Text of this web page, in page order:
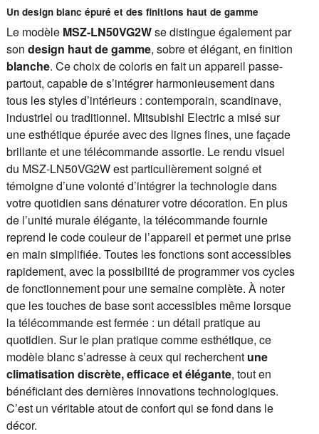
Un design blanc épuré et des finitions haut de gamme
Le modèle MSZ-LN50VG2Wse distingue également par
son design haut de gamme, sobre et élégant, en finition
blanche. Ce choix de coloris en fait un appareil passe-
partout, capable de s’intégrer harmonieusement dans
tous les styles d’intérieurs : contemporain, scandinave,
industriel ou traditionnel. Mitsubishi Electric a misé sur
une esthétique épurée avec des lignes fines, une façade
brillante et une télécommande assortie. Le rendu visuel
du MSZ-LN50VG2W est particulièrement soigné et
témoigne d’une volonté d’intégrer la technologie dans
votre quotidien sans dénaturer votre décoration. En plus
de l’unité murale élégante, la télécommande fournie
reprend le code couleur de l’appareil et permet une prise
en main simplifiée. Toutes les fonctions sont accessibles
rapidement, avec la possibilité de programmer vos cycles
de fonctionnement pour une semaine complète. À noter
que les touches de base sont accessibles même lorsque
la télécommande est fermée : un détail pratique au
quotidien. Sur le plan pratique comme esthétique, ce
modèle blanc s’adresse à ceux qui recherchent une
climatisation discrète, efficace et élégante, tout en
bénéficiant des dernières innovations technologiques.
C’est un véritable atout de confort qui se fond dans le
décor.